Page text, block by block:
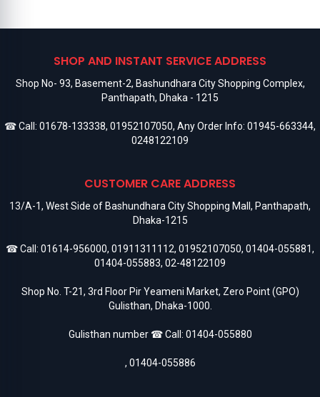
SHOP AND INSTANT SERVICE ADDRESS
Shop No- 93, Basement-2, Bashundhara City Shopping Complex,
Panthapath, Dhaka - 1215
☎ Call: 01678-133338, 01952107050, Any Order Info: 01945-663344,
0248122109
CUSTOMER CARE ADDRESS
13/A-1, West Side of Bashundhara City Shopping Mall, Panthapath,
Dhaka-1215
☎ Call: 01614-956000, 01911311112, 01952107050, 01404-055881,
01404-055883, 02-48122109
Shop No. T-21, 3rd Floor Pir Yeameni Market, Zero Point (GPO)
Gulisthan, Dhaka-1000.
Gulisthan number ☎ Call: 01404-055880
, 01404-055886